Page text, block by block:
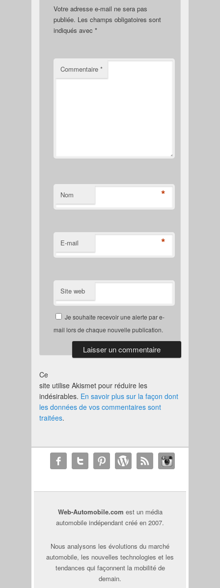
Votre adresse e-mail ne sera pas
publiée. Les champs obligatoires sont
indiqués avec *
Commentaire *
Nom *
E-mail *
Site web
Je souhaite recevoir une alerte par e-
mail lors de chaque nouvelle publication.
Ce
site utilise Akismet pour réduire les
indésirables. En savoir plus sur la façon dont
les données de vos commentaires sont
traitées.
Web-Automobile.com est un média
automobile indépendant créé en 2007.
Nous analysons les évolutions du marché
automobile, les nouvelles technologies et les
tendances qui façonnent la mobilité de
demain.